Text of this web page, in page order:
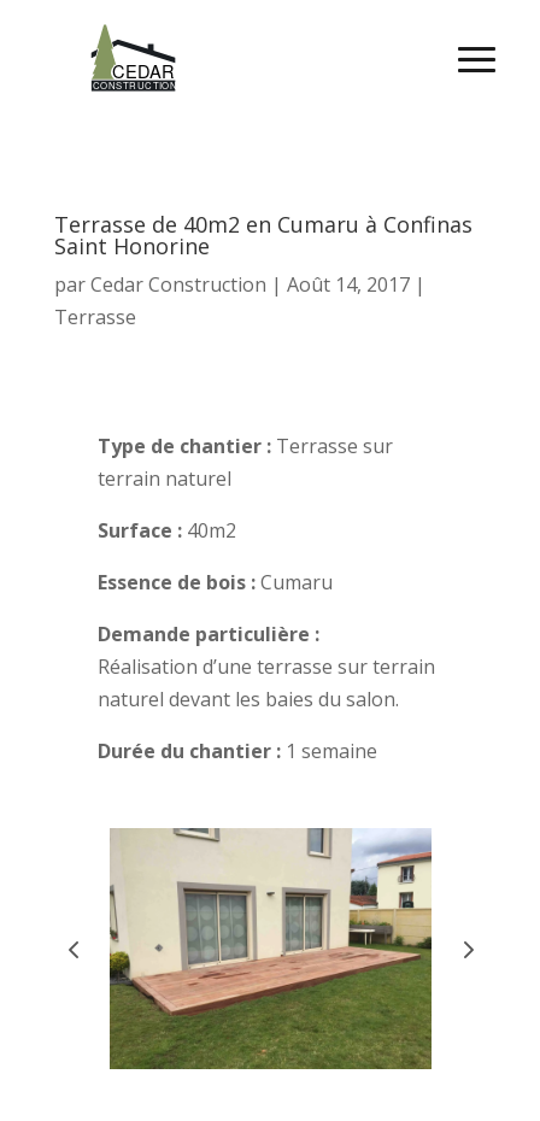
Terrasse de 40m2 en Cumaru à Confinas
Saint Honorine
parCedar Construction | Août 14, 2017|
Terrasse
Type de chantier : Terrasse sur
terrain naturel
Surface : 40m2
Essence de bois :Cumaru
Demande particulière :
Réalisation d’une terrasse sur terrain
naturel devant les baies du salon.
Durée du chantier : 1 semaine